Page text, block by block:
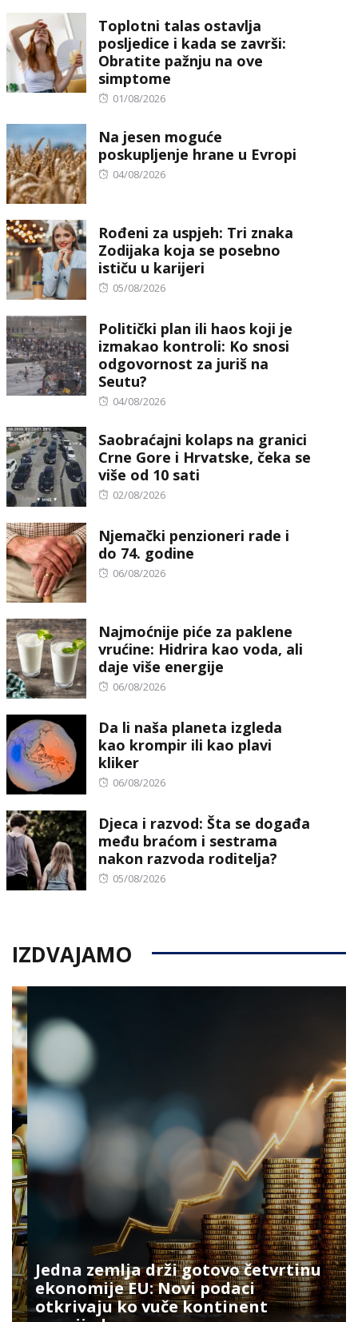
Toplotni talas ostavlja
posljedice i kada se završi:
Obratite pažnju na ove
simptome
Posted
01/08/2026
Na jesen moguće
poskupljenje hrane u Evropi
Posted
04/08/2026
Rođeni za uspjeh: Tri znaka
Zodijaka koja se posebno
ističu u karijeri
Posted
05/08/2026
Politički plan ili haos koji je
izmakao kontroli: Ko snosi
odgovornost za juriš na
Seutu?
Posted
04/08/2026
Saobraćajni kolaps na granici
Crne Gore i Hrvatske, čeka se
više od 10 sati
Posted
02/08/2026
Njemački penzioneri rade i
do 74. godine
Posted
06/08/2026
Najmoćnije piće za paklene
vrućine: Hidrira kao voda, ali
daje više energije
Posted
06/08/2026
Da li naša planeta izgleda
kao krompir ili kao plavi
kliker
Posted
06/08/2026
Djeca i razvod: Šta se događa
među braćom i sestrama
nakon razvoda roditelja?
Posted
05/08/2026
IZDVAJAMO
Jedna zemlja drži gotovo četvrtinu
ekonomije EU: Novi podaci
otkrivaju ko vuče kontinent